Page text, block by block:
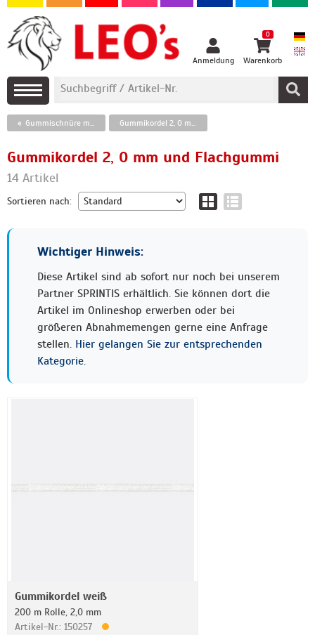
Anmeldung
0
Warenkorb
Gummischnüre mit Splint, Gummikordel Gummikordel 2, 0 mm und Flachgummi
Gummikordel 2, 0 mm und Flachgummi
14 Artikel
Sortieren nach:
Wichtiger Hinweis:
Diese Artikel sind ab sofort nur noch bei unserem
Partner SPRINTIS erhältlich. Sie können dort die
Artikel im Onlineshop erwerben oder bei
größeren Abnahmemengen gerne eine Anfrage
stellen. Hier gelangen Sie zur entsprechenden
Kategorie.
Gummikordel weiß
200 m Rolle, 2,0 mm
Artikel-Nr.: 150257